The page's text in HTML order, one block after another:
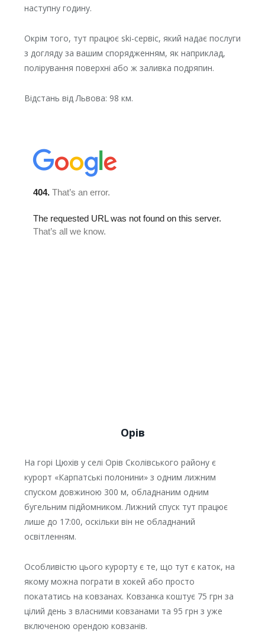
наступну годину.
Окрім того, тут працює ski-сервіс, який надає послуги
з догляду за вашим спорядженням, як наприклад,
полірування поверхні або ж заливка подряпин.
Відстань від Львова: 98 км.
Орів
На горі Цюхів у селі Орів Сколівського району є
курорт «Карпатські полонини» з одним лижним
спуском довжиною 300 м, обладнаним одним
бугельним підйомником. Лижний спуск тут працює
лише до 17:00, оскільки він не обладнаний
освітленням.
Особливістю цього курорту є те, що тут є каток, на
якому можна пограти в хокей або просто
покататись на ковзанах. Ковзанка коштує 75 грн за
цілий день з власними ковзанами та 95 грн з уже
включеною орендою ковзанів.